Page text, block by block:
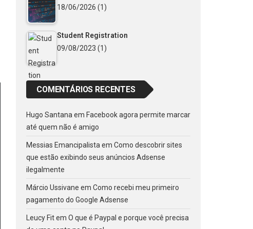
18/06/2026 (1)
Student Registration
09/08/2023 (1)
COMENTÁRIOS RECENTES
Hugo Santana em Facebook agora permite marcar
até quem não é amigo
Messias Emancipalista em Como descobrir sites
que estão exibindo seus anúncios Adsense
ilegalmente
Márcio Ussivane em Como recebi meu primeiro
pagamento do Google Adsense
Leucy Fitem O que é Paypal e porque você precisa